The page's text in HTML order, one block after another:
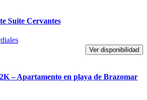
Suite Cervantes
Ver disponibilidad
– Apartamento en playa de Brazomar